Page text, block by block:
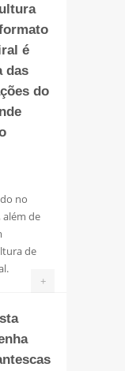
é
das
do
no
de
de
+